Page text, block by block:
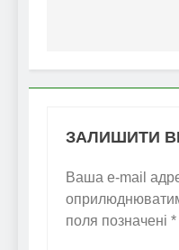
ЗАЛИШИТИ
Ваша e-mail
поля позначені *